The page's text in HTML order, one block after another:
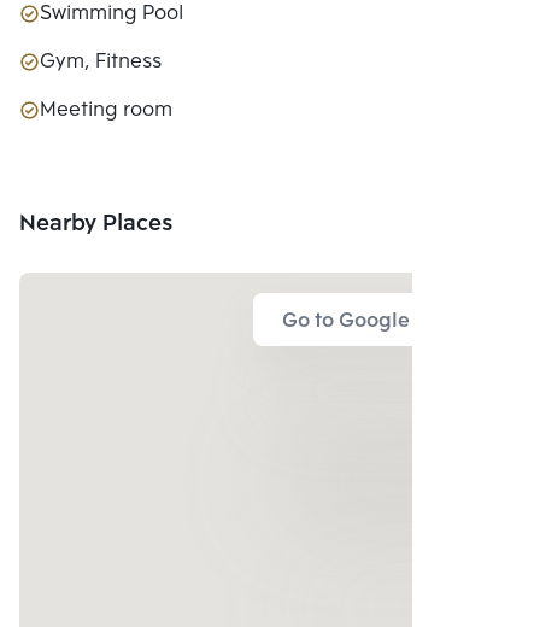
Swimming Pool
Gym, Fitness
Meeting room
Nearby Places
Go to Google Map